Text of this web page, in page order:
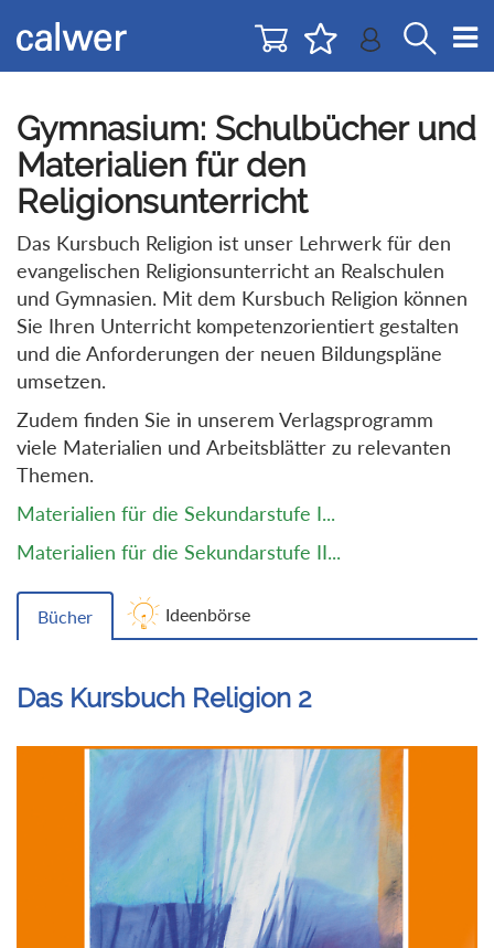
zur
Navigation
zum
Inhalt
Gymnasium: Schulbücher und
Materialien für den
Religionsunterricht
Das Kursbuch Religion ist unser Lehrwerk für den
evangelischen Religionsunterricht an Realschulen
und Gymnasien. Mit dem Kursbuch Religion können
Sie Ihren Unterricht kompetenzorientiert gestalten
und die Anforderungen der neuen Bildungspläne
umsetzen.
Zudem finden Sie in unserem Verlagsprogramm
viele Materialien und Arbeitsblätter zu relevanten
Themen.
Materialien für die Sekundarstufe I...
Materialien für die Sekundarstufe II...
Bücher Ideenbörse
Das Kursbuch Religion 2